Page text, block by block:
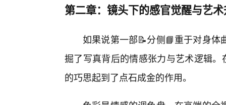
第二章：镜头下的感官觉醒与艺
如果说第一部📝分侧📘重于对身体
掘了写真背后的情感张力与艺术逻辑
的巧思起到了点石成金的作用。